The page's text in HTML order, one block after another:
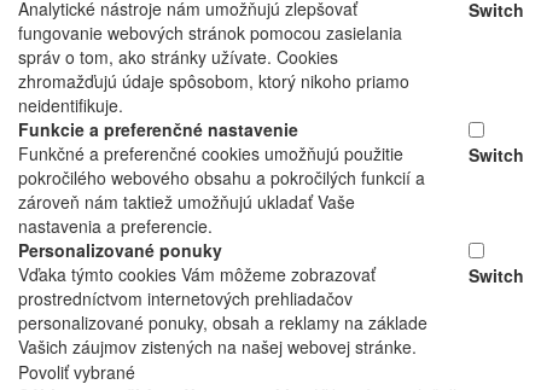
Analytické nástroje nám umožňujú zlepšovať
fungovanie webových stránok pomocou zasielania
správ o tom, ako stránky užívate. Cookies
zhromažďujú údaje spôsobom, ktorý nikoho priamo
neidentifikuje.
Switch
Funkcie a preferenčné nastavenie
Funkčné a preferenčné cookies umožňujú použitie
pokročilého webového obsahu a pokročilých funkcií a
zároveň nám taktiež umožňujú ukladať Vaše
nastavenia a preferencie.
Switch
Personalizované ponuky
Vďaka týmto cookies Vám môžeme zobrazovať
prostredníctvom internetových prehliadačov
personalizované ponuky, obsah a reklamy na základe
Vašich záujmov zistených na našej webovej stránke.
Switch
Povoliť vybrané